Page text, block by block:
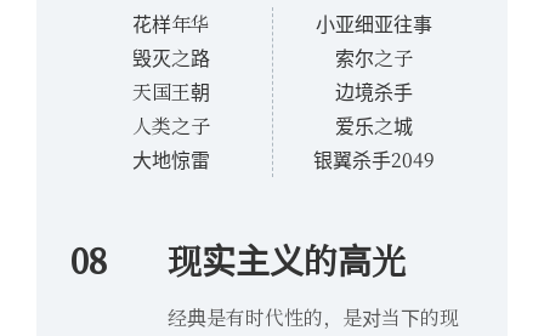
花样年华
毁灭之路
天国王朝
人类之子
大地惊雷
小亚细亚往事
索尔之子
边境杀手
爱乐之城
银翼杀手2049
08 现实主义的高光
经典是有时代性的，是对当下的现